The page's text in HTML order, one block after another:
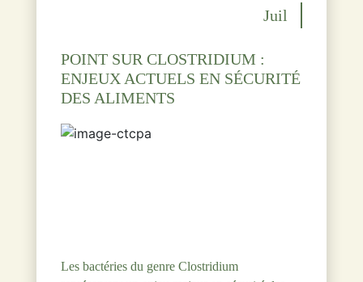
Juil
POINT SUR CLOSTRIDIUM :
ENJEUX ACTUELS EN SÉCURITÉ
DES ALIMENTS
Les bactéries du genre Clostridium